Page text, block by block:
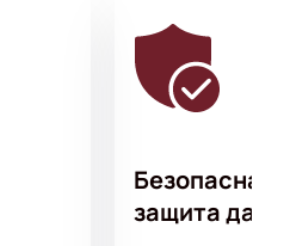
Безопасная
защита